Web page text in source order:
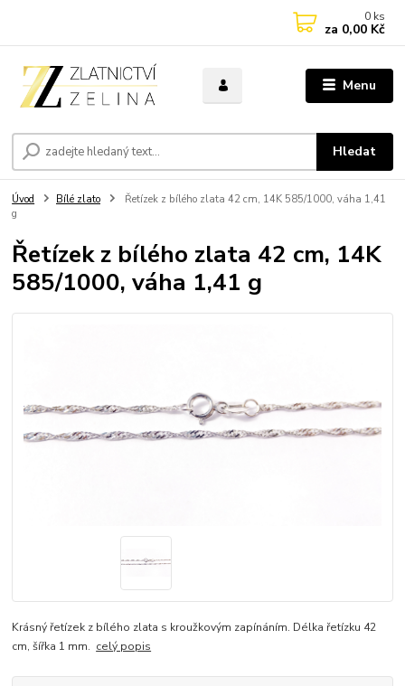
Menu
Hledat
0 ks
za 0,00 Kč
Úvod Bílé zlato
Řetízek z bílého zlata 42 cm, 14K 585/1000, váha 1,41
g
Řetízek z bílého zlata 42 cm, 14K
585/1000, váha 1,41 g
Krásný řetízek z bílého zlata s kroužkovým zapínáním. Délka řetízku 42
cm, šířka 1 mm. celý popis